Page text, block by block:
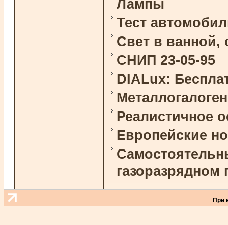
Лампы
Тест
Свет в ванной,
СНИП 23-05-95
DIALux:
Реалистичное
Европейские
При